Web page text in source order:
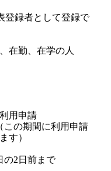
登録者として登録で
在勤、在学の人
用申請
この期間に利用申請
す）
の2日前まで